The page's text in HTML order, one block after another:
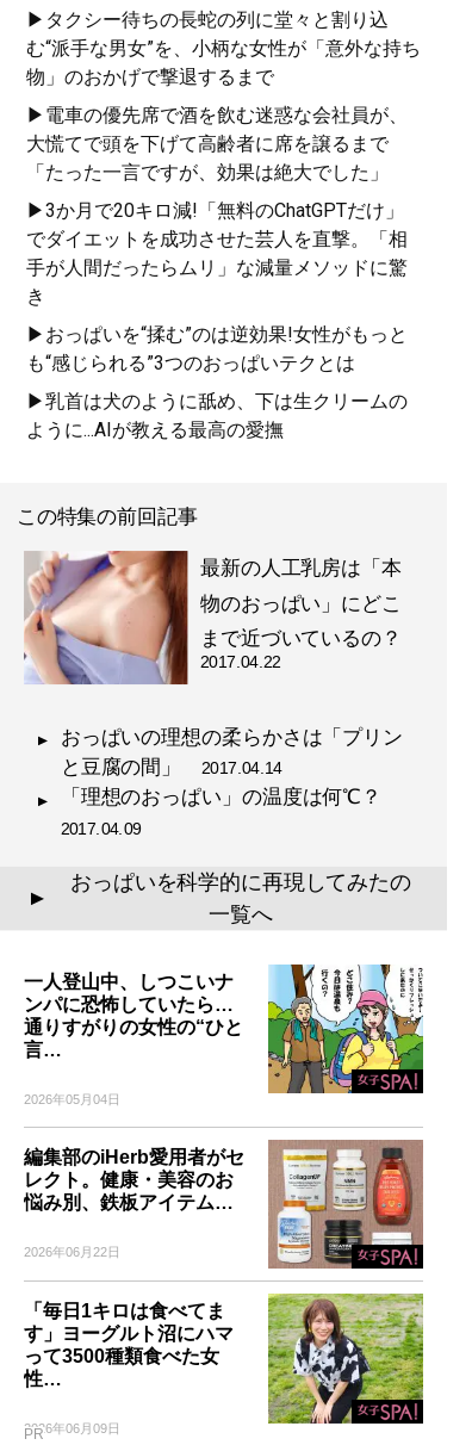
▶タクシー待ちの長蛇の列に堂々と割り込
む“派手な男女”を、小柄な女性が「意外な持ち
物」のおかげで撃退するまで
▶電車の優先席で酒を飲む迷惑な会社員が、
大慌てで頭を下げて高齢者に席を譲るまで
「たった一言ですが、効果は絶大でした」
▶3か月で20キロ減!「無料のChatGPTだけ」
でダイエットを成功させた芸人を直撃。「相
手が人間だったらムリ」な減量メソッドに驚
き
▶おっぱいを“揉む”のは逆効果!女性がもっと
も“感じられる”3つのおっぱいテクとは
▶乳首は犬のように舐め、下は生クリームの
ように...AIが教える最高の愛撫
この特集の前回記事
最新の人工乳房は「本
物のおっぱい」にどこ
まで近づいているの？
2017.04.22
おっぱいの理想の柔らかさは「プリン
と豆腐の間」 2017.04.14
「理想のおっぱい」の温度は何℃？
2017.04.09
▲
おっぱいを科学的に再現してみたの
一覧へ
一人登山中、しつこいナ
ンパに恐怖していたら…
通りすがりの女性の“ひと
言…
2026年05月04日
編集部のiHerb愛用者がセ
レクト。健康・美容のお
悩み別、鉄板アイテム…
2026年06月22日
「毎日1キロは食べてま
す」ヨーグルト沼にハマ
って3500種類食べた女
性…
2026年06月09日
PR